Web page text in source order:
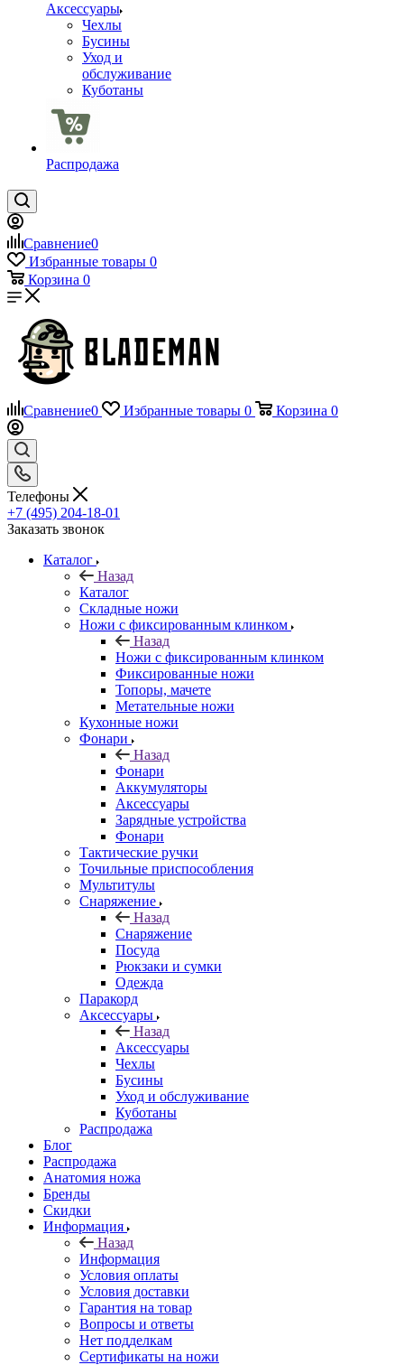
Аксессуары
Чехлы
Бусины
Уход и
обслуживание
Куботаны
Распродажа
Сравнение0
Избранные товары 0
Корзина 0
Сравнение0 Избранные товары 0 Корзина 0
Телефоны
+7 (495) 204-18-01
Заказать звонок
Каталог
Назад
Каталог
Складные ножи
Ножи с фиксированным клинком
Назад
Ножи с фиксированным клинком
Фиксированные ножи
Топоры, мачете
Метательные ножи
Кухонные ножи
Фонари
Назад
Фонари
Аккумуляторы
Аксессуары
Зарядные устройства
Фонари
Тактические ручки
Точильные приспособления
Мультитулы
Снаряжение
Назад
Снаряжение
Посуда
Рюкзаки и сумки
Одежда
Паракорд
Аксессуары
Назад
Аксессуары
Чехлы
Бусины
Уход и обслуживание
Куботаны
Распродажа
Блог
Распродажа
Анатомия ножа
Бренды
Скидки
Информация
Назад
Информация
Условия оплаты
Условия доставки
Гарантия на товар
Вопросы и ответы
Нет подделкам
Сертификаты на ножи